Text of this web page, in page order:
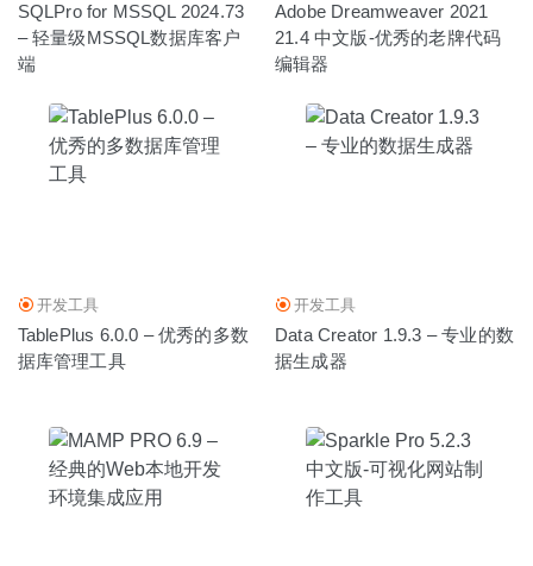
SQLPro for MSSQL 2024.73
– 轻量级MSSQL数据库客户
端
Adobe Dreamweaver 2021
21.4 中文版-优秀的老牌代码
编辑器
开发工具
TablePlus 6.0.0 – 优秀的多数
据库管理工具
开发工具
Data Creator 1.9.3 – 专业的数
据生成器